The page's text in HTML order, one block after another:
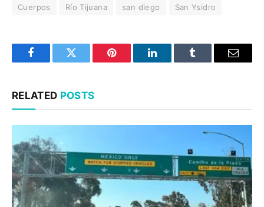
Cuerpos Río Tijuana san diego San Ysidro
FacebookTwitter Pinterest LinkedInTumblr Email
RELATED POSTS